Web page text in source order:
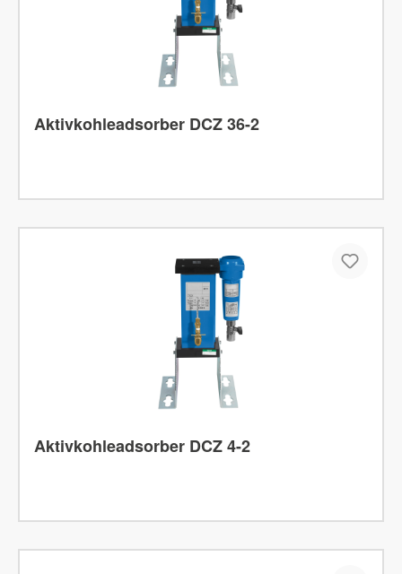
Aktivkohleadsorber DCZ 36-2
Aktivkohleadsorber DCZ 4-2